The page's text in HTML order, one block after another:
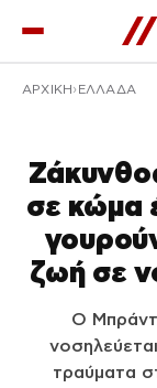
ΑΡΧΙΚΉ ΕΛΛΑΔΑ
σε κώμα
ζωή σε
Ο
τραύματα